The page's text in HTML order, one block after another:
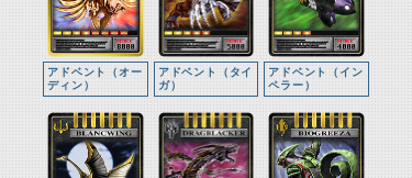
アドベント（オー
ディン）
アドベント（タイ
ガ）
アドベント（イン
ペラー）